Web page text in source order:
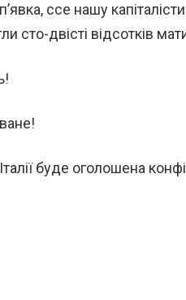
ссе нашу
сто-двісті відсотків
буде оголошена